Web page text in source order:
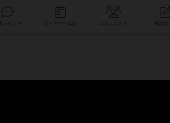
コミュニティ